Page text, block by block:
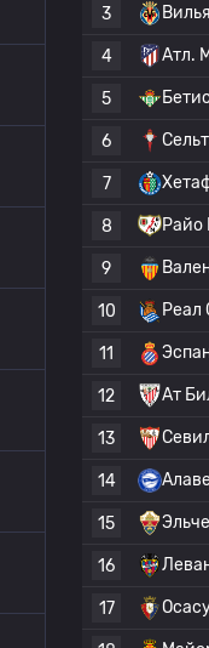
3
4 Атл.
5 Бетис
6
7
8 Райо
9
10 Реал
11
12 Ат
13
14
15 Эльче
16
17